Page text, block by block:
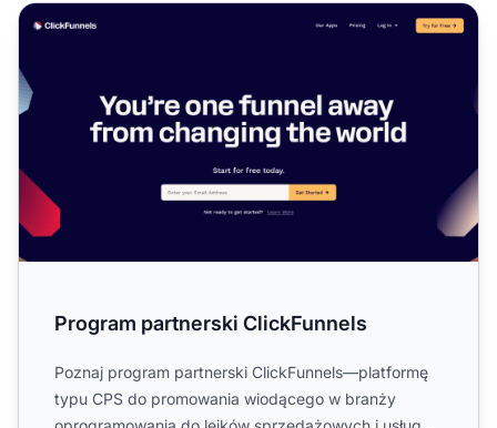
Program partnerski ClickFunnels
Program partnerski ClickFunnels
Poznaj program partnerski ClickFunnels—platformę
typu CPS do promowania wiodącego w branży